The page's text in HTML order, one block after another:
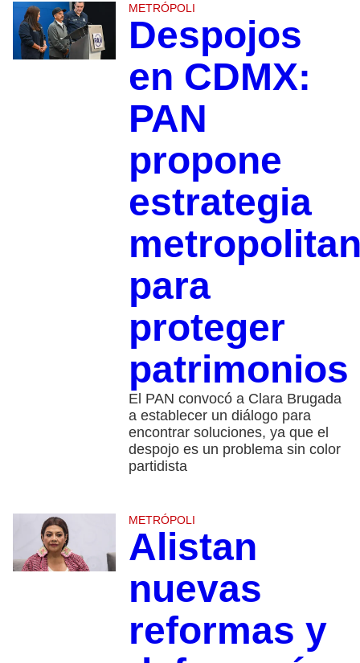
METRÓPOLI
Despojos
en CDMX:
PAN
propone
estrategia
para
proteger
patrimonios
El PAN convocó a Clara Brugada
a establecer un diálogo para
encontrar soluciones, ya que el
despojo es un problema sin color
partidista
METRÓPOLI
Alistan
nuevas
reformas y